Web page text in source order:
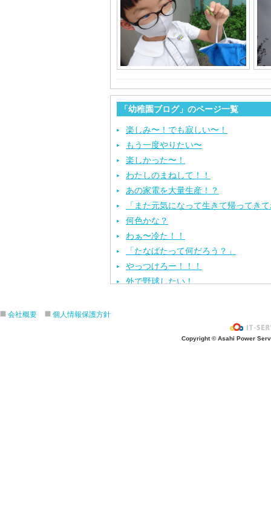
「幼稚園ブログ」のページ一覧
楽しみ〜！でも寂しい〜！
もう一度やりたい〜
楽しかった〜！
わたしのまねして！！
あの家電を大量生産！？
「また元気になって生きて帰ってき
何色かな？
わぁ〜冷た！！
「たなばたって何だろう？」
やっつけろー！！！
外で野球したい！
あの先生はだ〜れ？
会社概要 個人情報保護方針
Copyright © Asahi Power